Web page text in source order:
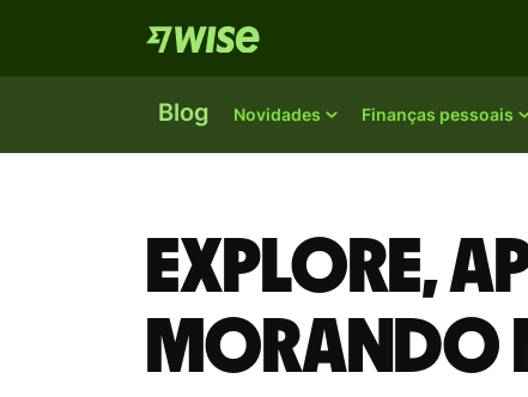
Blog Novidades Finanças pessoais
Explore,
morando